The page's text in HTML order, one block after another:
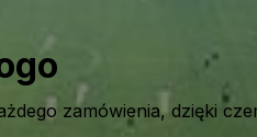
zamówienia, dzięki